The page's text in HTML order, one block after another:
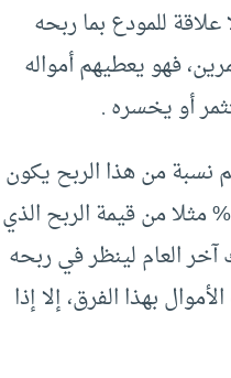
المودع، ولا علاقة للمودع بما ربحه
فهو يعطيهم أمواله
أو يخسره .
نسبة من هذا الربح يكون
قد اتفق عليها سلفا، بمعنى أن يتفق البنك مع صاحب المال على أن يأخذ 10 % مثلا من قيمة الربح الذي
آخر العام لينظر في ربحه
بهذا الفرق، إلا إذا